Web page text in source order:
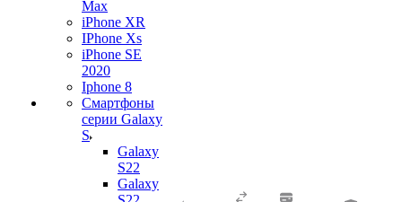
Max
iPhone XR
IPhone Xs
iPhone SE
2020
Iphone 8
Смартфоны
серии Galaxy
S
Galaxy
S22
Galaxy